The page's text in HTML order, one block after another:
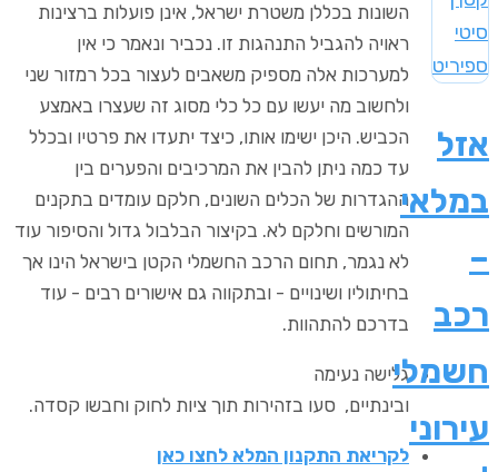
אזל
במלאי
–
רכב
חשמלי
עירוני
השונות בכללן משטרת ישראל, אינן פועלות ברצינות
ראויה להגביל התנהגות זו. נכביר ונאמר כי אין
למערכות אלה מספיק משאבים לעצור בכל רמזור שני
ולחשוב מה יעשו עם כל כלי מסוג זה שעצרו באמצע
הכביש. היכן ישימו אותו, כיצד יתעדו את פרטיו ובכלל
עד כמה ניתן להבין את המרכיבים והפערים בין
ההגדרות של הכלים השונים, חלקם עומדים בתקנים
המורשים וחלקם לא. בקיצור הבלבול גדול והסיפור עוד
לא נגמר, תחום הרכב החשמלי הקטן בישראל הינו אך
בחיתוליו ושינויים - ובתקווה גם אישורים רבים - עוד
בדרכם להתהוות.
גלישה נעימה
ובינתיים, סעו בזהירות תוך ציות לחוק וחבשו קסדה.
לקריאת התקנון המלא לחצו כאן